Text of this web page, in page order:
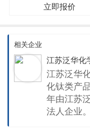
立即报价
相关企业
江苏泛华化
江苏泛华
化钛类产
年由江苏
法人企业